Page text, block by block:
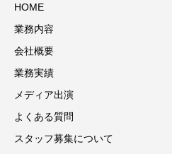
HOME
業務内容
会社概要
業務実績
メディア出演
よくある質問
スタッフ募集について